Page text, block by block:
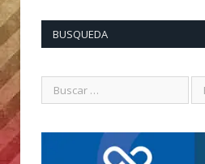
BUSQUEDA